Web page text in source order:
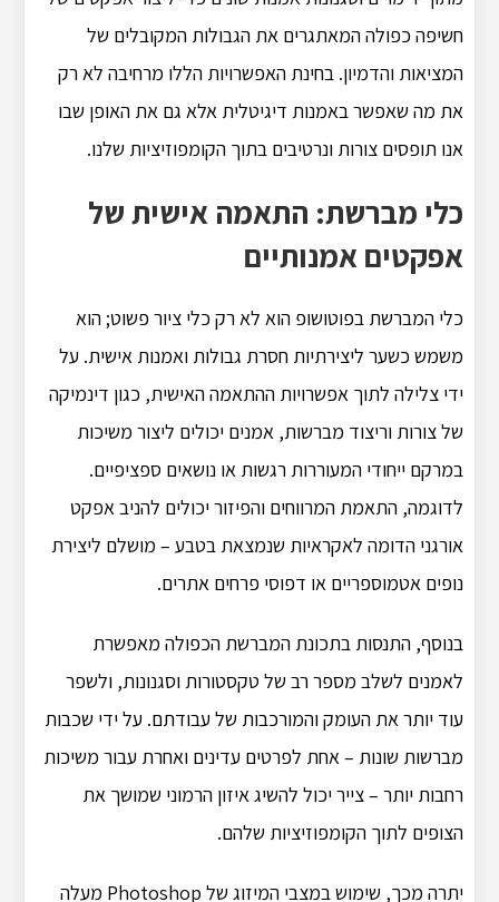
חשיפה כפולה המאתגרים את הגבולות המקובלים של
המציאות והדמיון. בחינת האפשרויות הללו מרחיבה לא רק
את מה שאפשר באמנות דיגיטלית אלא גם את האופן שבו
אנו תופסים צורות ונרטיבים בתוך הקומפוזיציות שלנו.
כלי מברשת: התאמה אישית של
אפקטים אמנותיים
כלי המברשת בפוטושופ הוא לא רק כלי ציור פשוט; הוא
משמש כשער ליצירתיות חסרת גבולות ואמנות אישית. על
ידי צלילה לתוך אפשרויות ההתאמה האישית, כגון דינמיקה
של צורות וריצוד מברשות, אמנים יכולים ליצור משיכות
במרקם ייחודי המעוררות רגשות או נושאים ספציפיים.
לדוגמה, התאמת המרווחים והפיזור יכולים להניב אפקט
אורגני הדומה לאקראיות שנמצאת בטבע – מושלם ליצירת
נופים אטמוספריים או דפוסי פרחים אתרים.
בנוסף, התנסות בתכונת המברשת הכפולה מאפשרת
לאמנים לשלב מספר רב של טקסטורות וסגנונות, ולשפר
עוד יותר את העומק והמורכבות של עבודתם. על ידי שכבות
מברשות שונות – אחת לפרטים עדינים ואחרת עבור משיכות
רחבות יותר – צייר יכול להשיג איזון הרמוני שמושך את
הצופים לתוך הקומפוזיציות שלהם.
יתרה מכך, שימוש במצבי המיזוג של Photoshop מעלה